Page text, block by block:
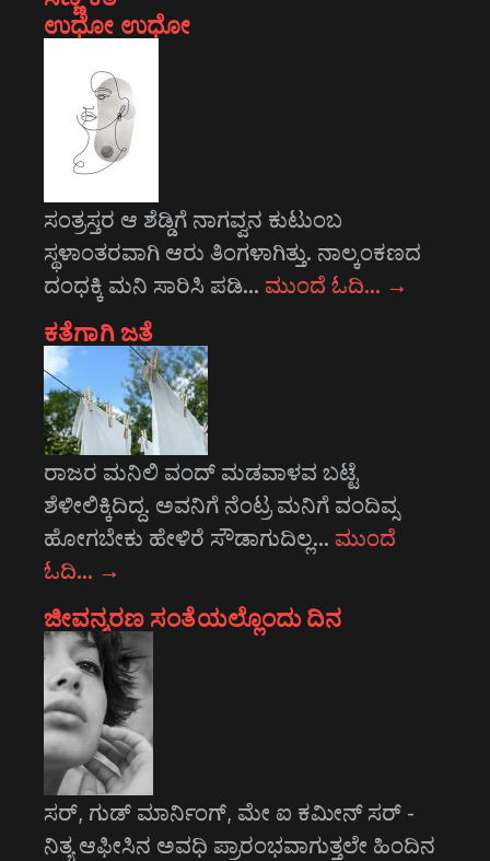
ಉಧೋ ಉಧೋ
ಸಂತ್ರಸ್ತರ ಆ ಶೆಡ್ಡಿಗೆ ನಾಗವ್ವನ ಕುಟುಂಬ
ಸ್ಥಳಾಂತರವಾಗಿ ಆರು ತಿಂಗಳಾಗಿತ್ತು. ನಾಲ್ಕಂಕಣದ
ದಂಧಕ್ಕಿ ಮನಿ ಸಾರಿಸಿ ಪಡಿ… ಮುಂದೆ ಓದಿ… →
ಕತೆಗಾಗಿ ಜತೆ
ರಾಜರ ಮನಿಲಿ ವಂದ್ ಮಡವಾಳವ ಬಟ್ಟೆ
ಶೆಳೀಲಿಕ್ಕಿದಿದ್ದ. ಅವನಿಗೆ ನೆಂಟ್ರ ಮನಿಗೆ ವಂದಿವ್ಸ
ಹೋಗಬೇಕು ಹೇಳಿರೆ ಸೌಡಾಗುದಿಲ್ಲ… ಮುಂದೆ
ಓದಿ… →
ಜೀವನ್ಮರಣ ಸಂತೆಯಲ್ಲೊಂದು ದಿನ
ಸರ್, ಗುಡ್ ಮಾರ್ನಿಂಗ್, ಮೇ ಐ ಕಮೀನ್ ಸರ್ -
ನಿತ್ಯ ಆಫೀಸಿನ ಅವಧಿ ಪ್ರಾರಂಭವಾಗುತ್ತಲೇ ಹಿಂದಿನ